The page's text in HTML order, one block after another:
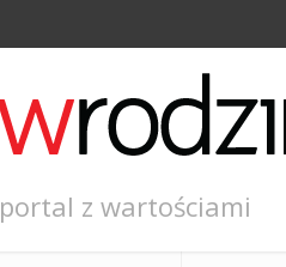
portal z wartościami